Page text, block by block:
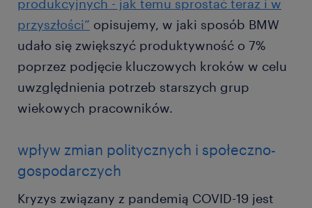
produkcyjnych - jak temu sprostać teraz i w
przyszłości” opisujemy, w jaki sposób BMW
udało się zwiększyć produktywność o 7%
poprzez podjęcie kluczowych kroków w celu
uwzględnienia potrzeb starszych grup
wiekowych pracowników.
wpływ zmian politycznych i społeczno-
gospodarczych
Kryzys związany z pandemią COVID-19 jest